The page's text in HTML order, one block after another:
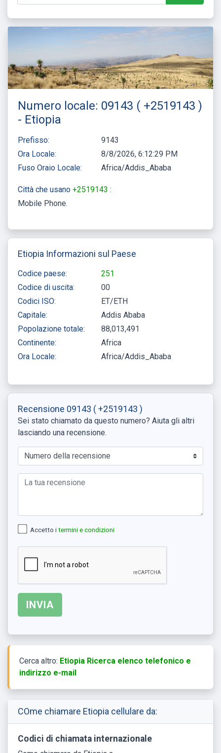
Numero locale: 09143 ( +2519143 )
- Etiopia
Prefisso:
9143
Ora Locale:
8/8/2026, 6:12:29 PM
Fuso Oraio Locale:
Africa/Addis_Ababa
Città che usano +2519143 :
Mobile Phone
Etiopia Informazioni sul Paese
Codice paese:
251
Codice di uscita:
00
Codici ISO:
ET/ETH
Capitale:
Addis Ababa
Popolazione totale:
88,013,491
Continente:
Africa
Ora Locale:
Africa/Addis_Ababa
Recensione 09143 ( +2519143 )
Sei stato chiamato da questo numero? Aiuta gli altri
lasciando una recensione.
Accetto i termini e condizioni
Cerca altro: Etiopia Ricerca elenco telefonico e
indirizzo e-mail
COme chiamare Etiopia cellulare da:
Codici di chiamata internazionale